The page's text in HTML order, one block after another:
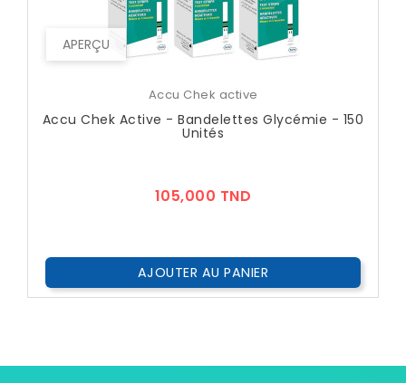
APERÇU
Accu Chek active
Accu Chek Active - Bandelettes Glycémie - 150
Unités
105,000 TND
AJOUTER AU PANIER